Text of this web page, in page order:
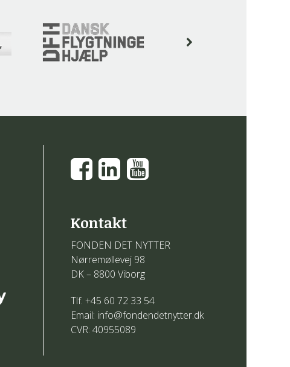
Kontakt
FONDEN DET NYTTER
Nørremøllevej 98
DK – 8800 Viborg
Tlf. +45 60 72 33 54
Email: info@fondendetnytter.dk
CVR: 40955089